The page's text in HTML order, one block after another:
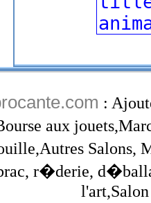
:
aux
r�derie,